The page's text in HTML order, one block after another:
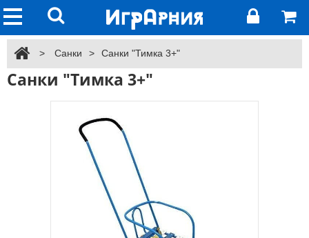
> Санки > Санки "Тимка 3+"
Санки "Тимка 3+"